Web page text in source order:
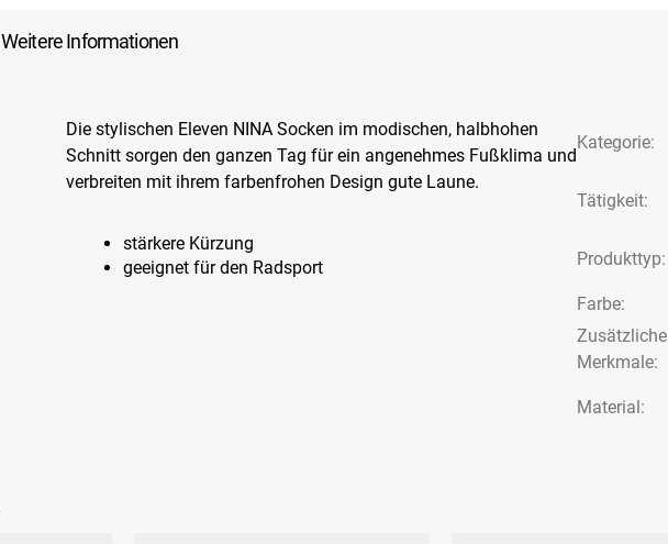
Weitere Informationen
Die stylischen Eleven NINA Socken im modischen, halbhohen
Schnitt sorgen den ganzen Tag für ein angenehmes Fußklima und
verbreiten mit ihrem farbenfrohen Design gute Laune.
stärkere Kürzung
geeignet für den Radsport
Kategorie:
Tätigkeit:
Produkttyp:
Farbe:
Zusätzliche
Merkmale:
Material: